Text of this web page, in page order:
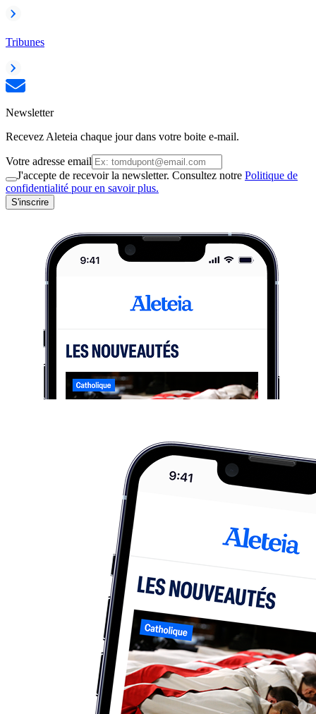
Tribunes
Newsletter
Recevez Aleteia chaque jour dans votre boite e-mail.
Votre adresse email
J'accepte de recevoir la newsletter. Consultez notre Politique de
confidentialité pour en savoir plus.
S'inscrire